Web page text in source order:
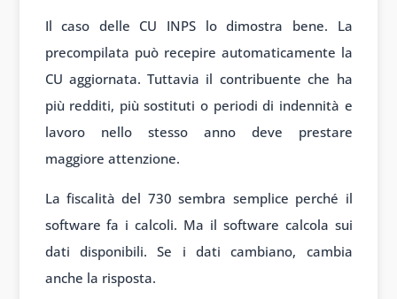
Il caso delle CU INPS lo dimostra bene. La
precompilata può recepire automaticamente la
CU aggiornata. Tuttavia il contribuente che ha
più redditi, più sostituti o periodi di indennità e
lavoro nello stesso anno deve prestare
maggiore attenzione.
La fiscalità del 730 sembra semplice perché il
software fa i calcoli. Ma il software calcola sui
dati disponibili. Se i dati cambiano, cambia
anche la risposta.